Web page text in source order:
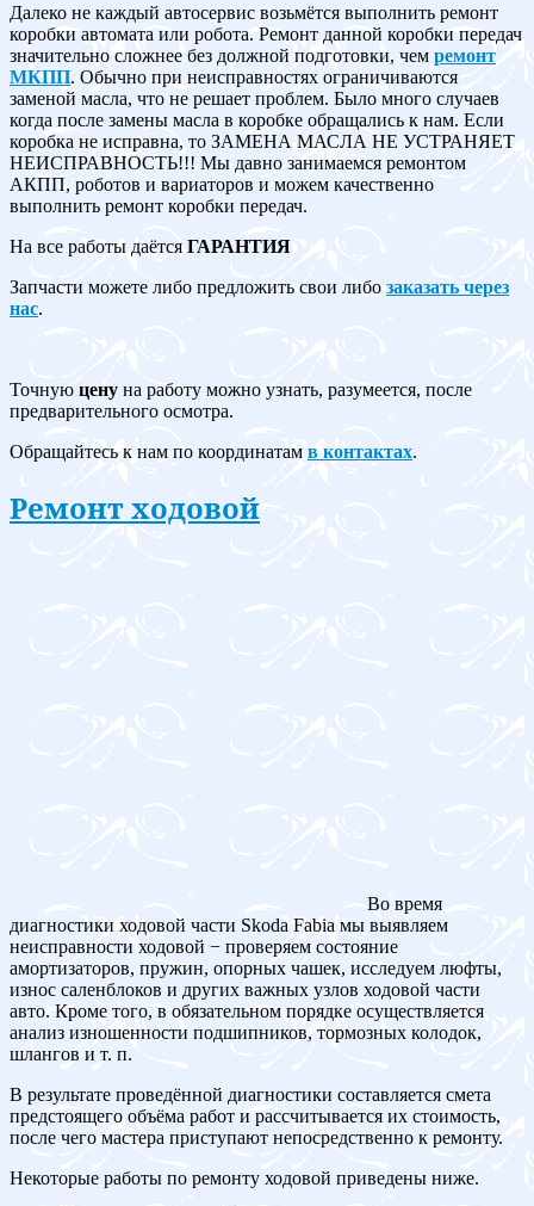
Далеко не каждый автосервис возьмётся выполнить ремонт
коробки автомата или робота. Ремонт данной коробки передач
значительно сложнее без должной подготовки, чем ремонт
МКПП. Обычно при неисправностях ограничиваются
заменой масла, что не решает проблем. Было много случаев
когда после замены масла в коробке обращались к нам. Если
коробка не исправна, то ЗАМЕНА МАСЛА НЕ УСТРАНЯЕТ
НЕИСПРАВНОСТЬ!!! Мы давно занимаемся ремонтом
АКПП, роботов и вариаторов и можем качественно
выполнить ремонт коробки передач.
На все работы даётсяГАРАНТИЯ
Запчасти можете либо предложить свои либо заказать через
нас.
Точную цену на работу можно узнать, разумеется, после
предварительного осмотра.
Обращайтесь к нам по координатам в контактах.
Ремонт ходовой
Во время
диагностики ходовой части Skoda Fabia мы выявляем
неисправности ходовой − проверяем состояние
амортизаторов, пружин, опорных чашек, исследуем люфты,
износ саленблоков и других важных узлов ходовой части
авто. Кроме того, в обязательном порядке осуществляется
анализ изношенности подшипников, тормозных колодок,
шлангов и т. п.
В результате проведённой диагностики составляется смета
предстоящего объёма работ и рассчитывается их стоимость,
после чего мастера приступают непосредственно к ремонту.
Некоторые работы по ремонту ходовой приведены ниже.